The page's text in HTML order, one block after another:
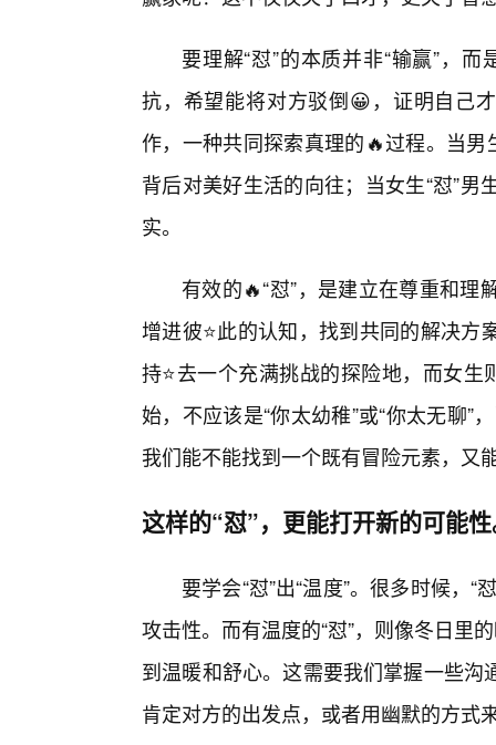
要理解“怼”的本质并非“输赢”，
抗，希望能将对方驳倒😀，证明自己
作，一种共同探索真理的🔥过程。当
背后对美好生活的向往；当女生“怼”
实。
有效的🔥“怼”，是建立在尊重和
增进彼⭐此的认知，找到共同的解决
持⭐去一个充满挑战的探险地，而女
始，不应该是“你太幼稚”或“你太无聊”
我们能不能找到一个既有冒险元素，又
这样的“怼”，更能打开新的可能
要学会“怼”出“温度”。很多时候，
攻击性。而有温度的“怼”，则像冬日里
到温暖和舒心。这需要我们掌握一些
肯定对方的出发点，或者用幽默的方式